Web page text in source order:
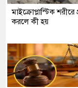
মাইক্রোপ্লাস্টিক শরীরে
করলে কী হয়